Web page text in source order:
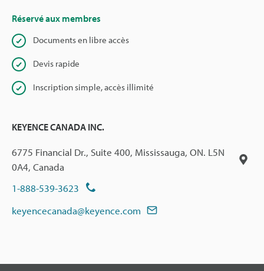
Réservé aux membres
Documents en libre accès
Devis rapide
Inscription simple, accès illimité
KEYENCE CANADA INC.
6775 Financial Dr., Suite 400, Mississauga, ON. L5N
0A4, Canada
1-888-539-3623
keyencecanada@keyence.com